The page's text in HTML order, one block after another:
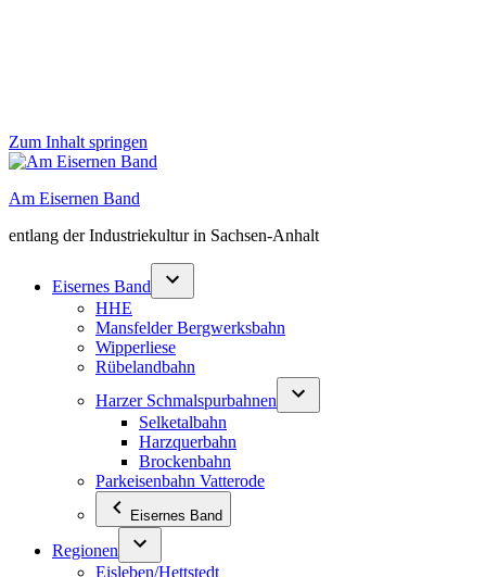
Zum Inhalt springen
Am Eisernen Band
entlang der Industriekultur in Sachsen-Anhalt
Eisernes Band
HHE
Mansfelder Bergwerksbahn
Wipperliese
Rübelandbahn
Harzer Schmalspurbahnen
Selketalbahn
Harzquerbahn
Brockenbahn
Parkeisenbahn Vatterode
Eisernes Band
Regionen
Eisleben/Hettstedt